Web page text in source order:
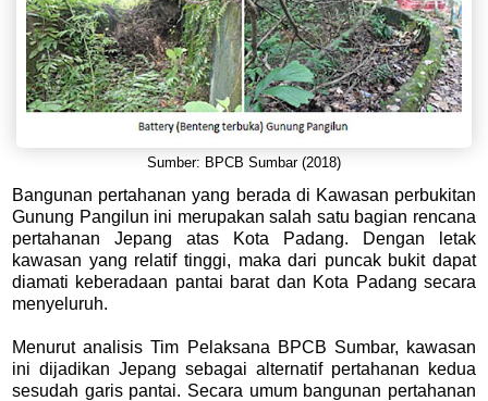
Sumber: BPCB Sumbar (2018)
Bangunan pertahanan yang berada di Kawasan perbukitan
Gunung Pangilun ini merupakan salah satu bagian rencana
pertahanan Jepang atas Kota Padang. Dengan letak
kawasan yang relatif tinggi, maka dari puncak bukit dapat
diamati keberadaan pantai barat dan Kota Padang secara
menyeluruh.
Menurut analisis Tim Pelaksana BPCB Sumbar, kawasan
ini dijadikan Jepang sebagai alternatif pertahanan kedua
sesudah garis pantai. Secara umum bangunan pertahanan